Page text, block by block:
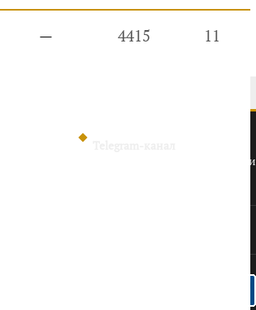
— 4415 11
Политика конфиденциальности